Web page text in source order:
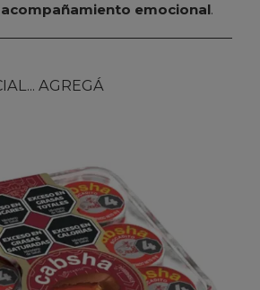
emocional.
AGREGÁ